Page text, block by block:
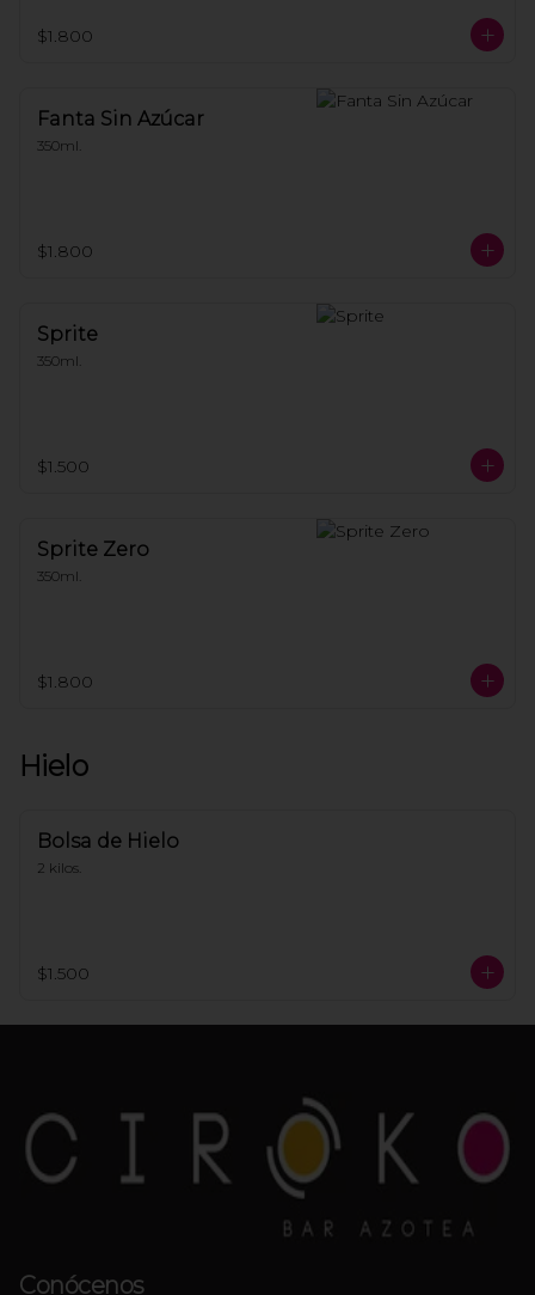
$1.800
Fanta Sin Azúcar
350ml.
$1.800
Sprite
350ml.
$1.500
Sprite Zero
350ml.
$1.800
Hielo
Bolsa de Hielo
2 kilos.
$1.500
Conócenos